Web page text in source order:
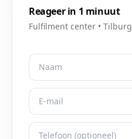
Reageer in 1 minuut
Fulfilment center • Tilburg